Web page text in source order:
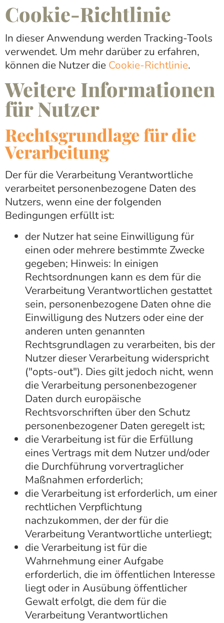
Cookie-Richtlinie
In dieser Anwendung werden Tracking-Tools
verwendet. Um mehr darüber zu erfahren,
können die Nutzer die Cookie-Richtlinie.
Weitere Informationen
für Nutzer
Rechtsgrundlage für die
Verarbeitung
Der für die Verarbeitung Verantwortliche
verarbeitet personenbezogene Daten des
Nutzers, wenn eine der folgenden
Bedingungen erfüllt ist:
der Nutzer hat seine Einwilligung für
einen oder mehrere bestimmte Zwecke
gegeben; Hinweis: In einigen
Rechtsordnungen kann es dem für die
Verarbeitung Verantwortlichen gestattet
sein, personenbezogene Daten ohne die
Einwilligung des Nutzers oder eine der
anderen unten genannten
Rechtsgrundlagen zu verarbeiten, bis der
Nutzer dieser Verarbeitung widerspricht
("opts-out"). Dies gilt jedoch nicht, wenn
die Verarbeitung personenbezogener
Daten durch europäische
Rechtsvorschriften über den Schutz
personenbezogener Daten geregelt ist;
die Verarbeitung ist für die Erfüllung
eines Vertrags mit dem Nutzer und/oder
die Durchführung vorvertraglicher
Maßnahmen erforderlich;
die Verarbeitung ist erforderlich, um einer
rechtlichen Verpflichtung
nachzukommen, der der für die
Verarbeitung Verantwortliche unterliegt;
die Verarbeitung ist für die
Wahrnehmung einer Aufgabe
erforderlich, die im öffentlichen Interesse
liegt oder in Ausübung öffentlicher
Gewalt erfolgt, die dem für die
Verarbeitung Verantwortlichen